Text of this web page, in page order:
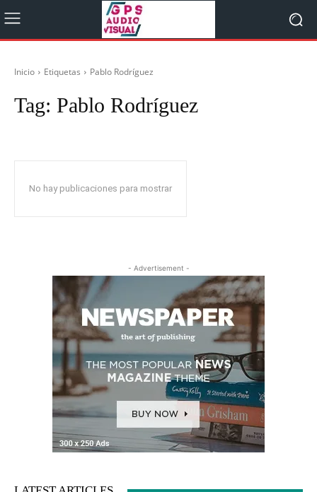
Inicio Etiquetas Pablo Rodríguez
Tag: Pablo Rodríguez
No hay publicaciones para mostrar
- Advertisement -